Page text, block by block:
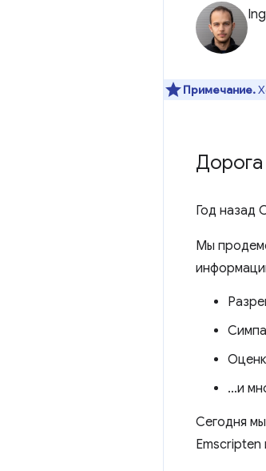
Примечание.
Год назад
Мы
…и
Сегодня
Emscripten